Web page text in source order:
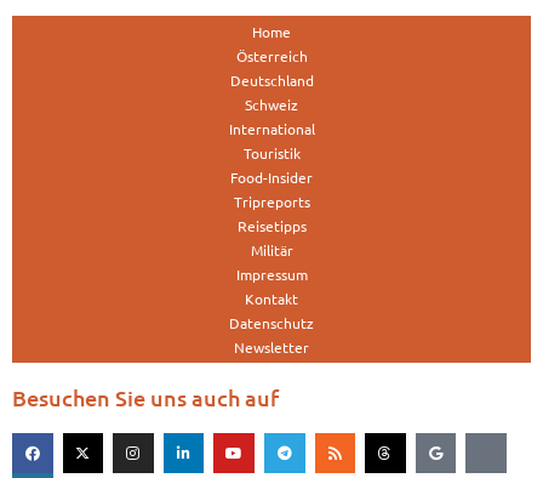
Home
Österreich
Deutschland
Schweiz
International
Touristik
Food-Insider
Tripreports
Reisetipps
Militär
Impressum
Kontakt
Datenschutz
Newsletter
Besuchen Sie uns auch auf